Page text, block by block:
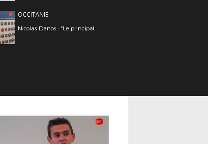
OCCITANIE
Nicolas Danos : "Le principal...